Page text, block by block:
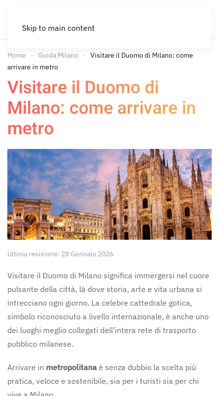
Skip to main content
Home Guida Milano
Visitare il Duomo di Milano: come
arrivare in metro
Visitare il Duomo di
Milano: come arrivare in
metro
Ultima revisione: 28 Gennaio 2026
Visitare il Duomo di Milano significa immergersi nel cuore
pulsante della città, là dove storia, arte e vita urbana si
intrecciano ogni giorno. La celebre cattedrale gotica,
simbolo riconosciuto a livello internazionale, è anche uno
dei luoghi meglio collegati dell’intera rete di trasporto
pubblico milanese.
Arrivare in metropolitana è senza dubbio la scelta più
pratica, veloce e sostenibile, sia per i turisti sia per chi